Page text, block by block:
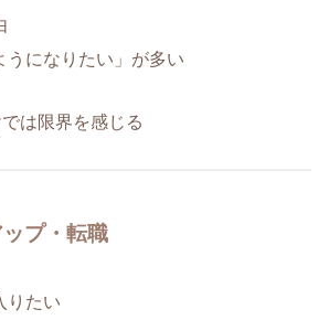
うになりたい」が多い
は限界を感じる
プ・転職
りたい